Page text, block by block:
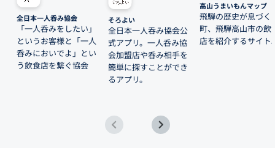
全日本一人呑み協会
「一人呑みをしたい」
というお客様と「一人
呑みにおいでよ」とい
う飲食店を繋ぐ協会
そろよい
全日本一人呑み協会公
式アプリ。一人呑み協
会加盟店や呑み相手を
簡単に探すことができ
るアプリ。
高山うまいもんマップ
飛騨の歴史が息づく
町、飛騨高山市の飲
店を紹介するサイト